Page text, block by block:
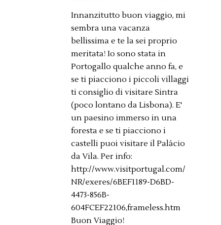
Innanzitutto buon viaggio, mi
sembra una vacanza
bellissima e te la sei proprio
meritata! Io sono stata in
Portogallo qualche anno fa, e
se ti piacciono i piccoli villaggi
ti consiglio di visitare Sintra
(poco lontano da Lisbona). E'
un paesino immerso in una
foresta e se ti piacciono i
castelli puoi visitare il Palácio
da Vila. Per info:
http://www.visitportugal.com/
NR/exeres/6BEF1189-D6BD-
4473-856B-
604FCEF22106,frameless.htm
Buon Viaggio!